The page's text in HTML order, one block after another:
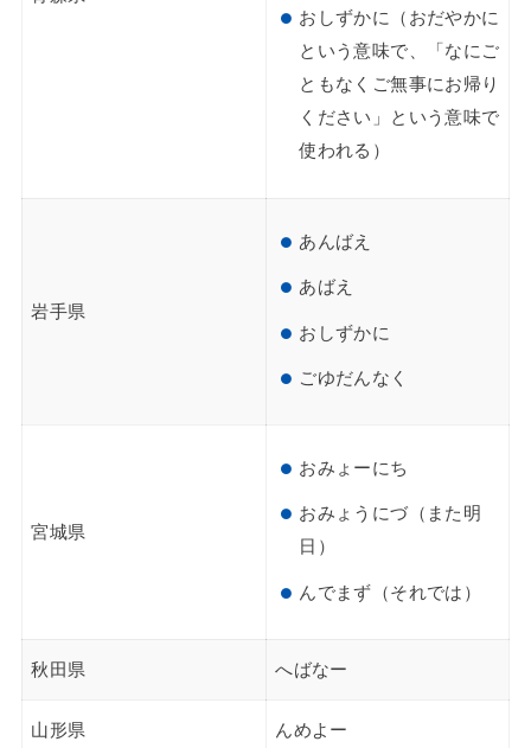
おしずかに（おだやかに
という意味で、「なにご
ともなくご無事にお帰り
ください」という意味で
使われる）
岩手県
あんばえ
あばえ
おしずかに
ごゆだんなく
宮城県
おみょーにち
おみょうにづ（また明
日）
んでまず（それでは）
秋田県 へばなー
山形県 んめよー